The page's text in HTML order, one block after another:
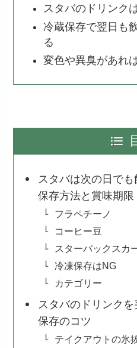
スタバのドリンク
冷蔵保存で翌日も
る
変色や異臭があれ
スタバは次の日で
保存方法と賞味期限
フラペチーノ
コーヒー豆
スターバックスカ
冷凍保存はNG
カテゴリー
スタバのドリンク
保存のコツ
テイクアウトの氷